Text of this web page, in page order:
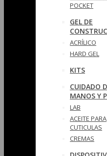
POCKET
GEL DE
ACRÍLICO
HARD GEL
KITS
CUIDADO
MANOS Y
LAB
ACEITE PARA
CUTICULAS
CREMAS